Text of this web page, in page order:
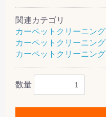
関連カテゴリ
カーペットクリーニング
カーペットクリーニング
カーペットクリーニング
数量